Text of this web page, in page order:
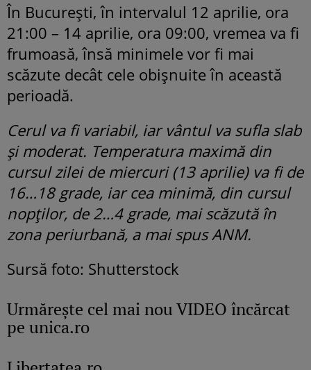
În București, în intervalul 12 aprilie, ora
21:00 – 14 aprilie, ora 09:00, vremea va fi
frumoasă, însă minimele vor fi mai
scăzute decât cele obișnuite în această
perioadă.
Cerul va fi variabil, iar vântul va sufla slab
și moderat. Temperatura maximă din
cursul zilei de miercuri (13 aprilie) va fi de
16…18 grade, iar cea minimă, din cursul
nopților, de 2…4 grade, mai scăzută în
zona periurbană, a mai spus ANM.
Sursă foto: Shutterstock
Urmăreşte cel mai nou VIDEO încărcat
pe unica.ro